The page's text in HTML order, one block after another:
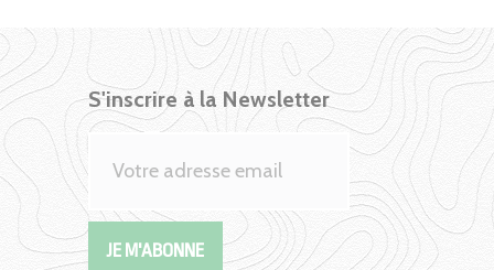
S'inscrire à la Newsletter